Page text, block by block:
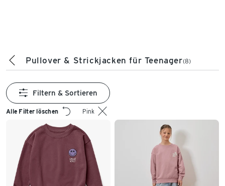
Pullover & Strickjacken für Teenager(8)
Alle Filter löschen Pink
Filtern & Sortieren